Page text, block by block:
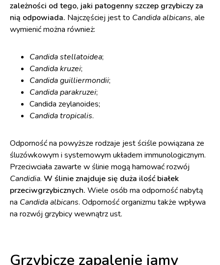
zależności od tego, jaki patogenny szczep grzybiczy za
nią odpowiada. Najczęściej jest to Candida albicans, ale
wymienić można również:
Candida stellatoidea;
Candida kruzei;
Candida guilliermondii;
Candida parakruzei;
Candida zeylanoides;
Candida tropicalis.
Odporność na powyższe rodzaje jest ściśle powiązana ze
śluzówkowym i systemowym układem immunologicznym.
Przeciwciała zawarte w ślinie mogą hamować rozwój
Candidia. W ślinie znajduje się duża ilość białek
przeciwgrzybicznych. Wiele osób ma odporność nabytą
na Candida albicans. Odporność organizmu także wpływa
na rozwój grzybicy wewnątrz ust.
Grzybicze zapalenie jamy